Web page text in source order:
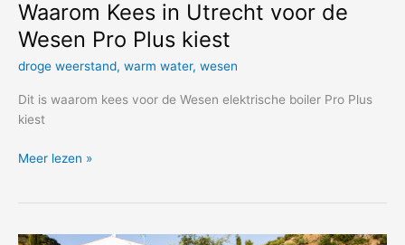
Waarom Kees in Utrecht voor de
Wesen Pro Plus kiest
droge weerstand, warm water, wesen
Dit is waarom kees voor de Wesen elektrische boiler Pro Plus
kiest
Waarom
voor
Meer lezen »